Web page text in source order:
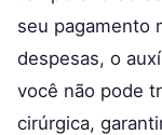
seu pagamento
despesas, o
você não pode
cirúrgica,